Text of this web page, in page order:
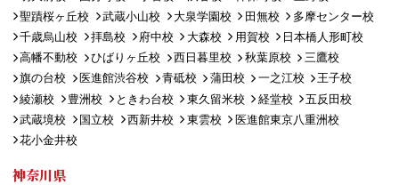
聖蹟桜ヶ丘校
武蔵小山校 大泉学園校 田無校
多摩センター校
千歳烏山校
拝島校 府中校 大森校 用賀校
日本橋人形町校
高幡不動校
ひばりヶ丘校 西日暮里校 秋葉原校
三鷹校
旗の台校
医進館渋谷校 青砥校 蒲田校 一之江校
王子校
綾瀬校
豊洲校 ときわ台校 東久留米校 経堂校
五反田校
武蔵境校
国立校 西新井校 東雲校
医進館東京八重洲校
花小金井校
神奈川県